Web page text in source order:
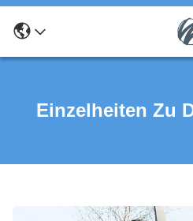
Einzelheiten Zu